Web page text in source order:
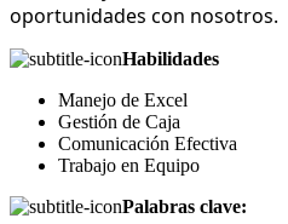
oportunidades con nosotros.
Habilidades
Manejo de Excel
Gestión de Caja
Comunicación Efectiva
Trabajo en Equipo
Palabras clave: